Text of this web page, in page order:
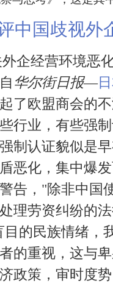
中国歧视外
企经营环境恶
华尔街日报—
了欧盟商会的
行业，有些强
制认证貌似是
恶化，集中爆
告，
除非中国
理劳资纠纷的
目的民族情绪，
的重视，这与
政策，审时度